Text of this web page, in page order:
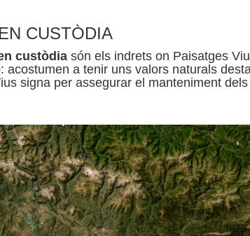
CUSTÒDIA
custòdia són els indrets on Paisatges
acostumen a tenir uns valors naturals
signa per assegurar el manteniment